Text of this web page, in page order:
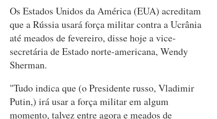
Os Estados Unidos da América (EUA) acreditam
que a Rússia usará força militar contra a Ucrânia
até meados de fevereiro, disse hoje a vice-
secretária de Estado norte-americana, Wendy
Sherman.
"Tudo indica que (o Presidente russo, Vladimir
Putin,) irá usar a força militar em algum
momento, talvez entre agora e meados de